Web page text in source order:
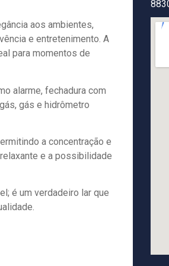
aos ambientes,
e entretenimento. A
para momentos de
alarme, fechadura com
gás e hidrômetro
a concentração e
e a possibilidade
é um verdadeiro lar que